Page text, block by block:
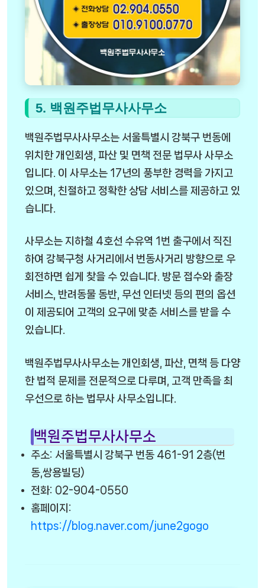
5. 백원주법무사사무소
백원주법무사사무소는 서울특별시 강북구 번동에
위치한 개인회생, 파산 및 면책 전문 법무사 사무소
입니다. 이 사무소는 17년의 풍부한 경력을 가지고
있으며, 친절하고 정확한 상담 서비스를 제공하고 있
습니다.
사무소는 지하철 4호선 수유역 1번 출구에서 직진
하여 강북구청 사거리에서 번동사거리 방향으로 우
회전하면 쉽게 찾을 수 있습니다. 방문 접수와 출장
서비스, 반려동물 동반, 무선 인터넷 등의 편의 옵션
이 제공되어 고객의 요구에 맞춘 서비스를 받을 수
있습니다.
백원주법무사사무소는 개인회생, 파산, 면책 등 다양
한 법적 문제를 전문적으로 다루며, 고객 만족을 최
우선으로 하는 법무사 사무소입니다.
백원주법무사사무소
주소: 서울특별시 강북구 번동 461-91 2층(번
동,쌍용빌딩)
전화: 02-904-0550
홈페이지:
https://blog.naver.com/june2gogo